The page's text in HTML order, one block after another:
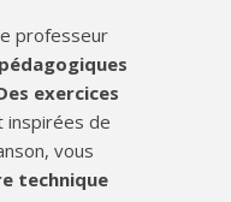
professeur
exercices
inspirées de
vous
technique